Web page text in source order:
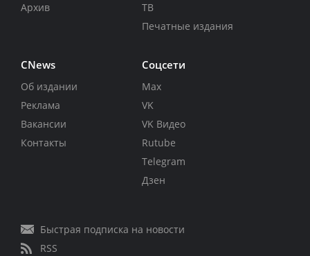
Архив
ТВ
Печатные издания
CNews
Об издании
Реклама
Вакансии
Контакты
Соцсети
Max
VK
VK Видео
Rutube
Telegram
Дзен
Быстрая подписка на новости
RSS